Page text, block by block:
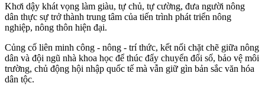
Khơi dậy khát vọng làm giàu, tự chủ, tự cường, đưa người nông
dân thực sự trở thành trung tâm của tiến trình phát triển nông
nghiệp, nông thôn hiện đại.
Củng cố liên minh công - nông - trí thức, kết nối chặt chẽ giữa nông
dân và đội ngũ nhà khoa học để thúc đẩy chuyển đổi số, bảo vệ môi
trường, chủ động hội nhập quốc tế mà vẫn giữ gìn bản sắc văn hóa
dân tộc.